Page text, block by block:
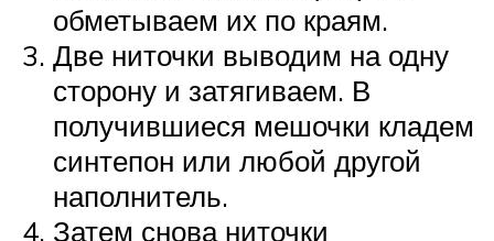
обметываем их по краям.
Две ниточки выводим на одну
сторону и затягиваем. В
получившиеся мешочки кладем
синтепон или любой другой
наполнитель.
Затем снова ниточки